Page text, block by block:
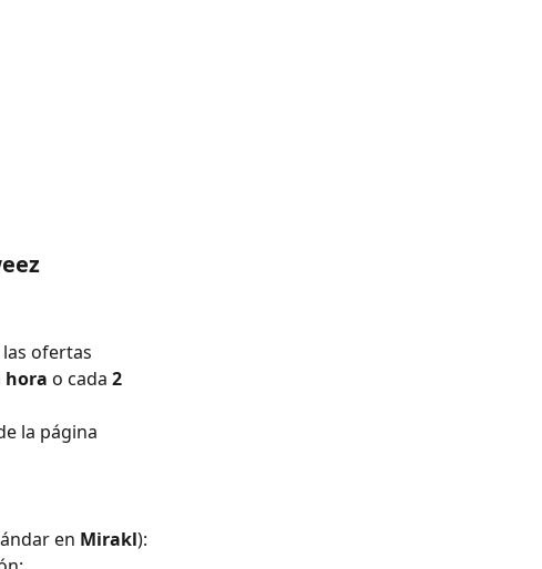
las ofertas
hora o cada 2
la página
en Mirakl):